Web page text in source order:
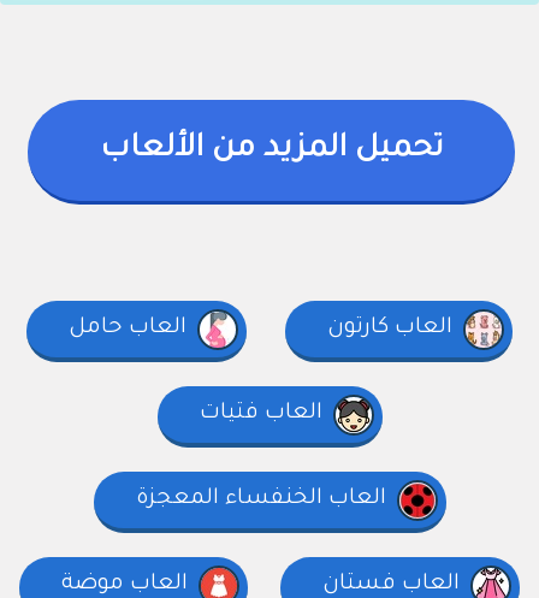
تحميل المزيد من الألعاب
العاب كارتون العاب حامل
العاب فتيات
العاب الخنفساء المعجزة
العاب فستان العاب موضة